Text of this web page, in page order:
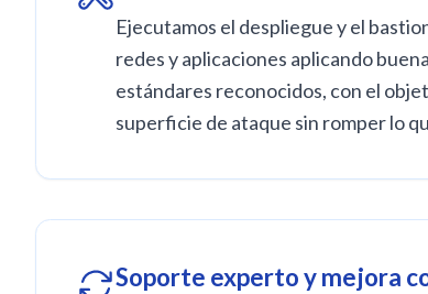
Ejecutamos el despliegue y el
redes y aplicaciones aplicando
estándares reconocidos, con el
superficie de ataque sin romper lo
Soporte experto y mejora